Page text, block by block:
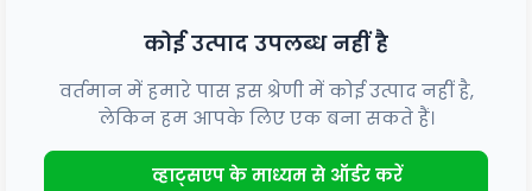
कोई उत्पाद उपलब्ध नहीं है
वर्तमान में हमारे पास इस श्रेणी में कोई उत्पाद नहीं है,
लेकिन हम आपके लिए एक बना सकते हैं।
व्हाट्सएप के माध्यम से ऑर्डर करें